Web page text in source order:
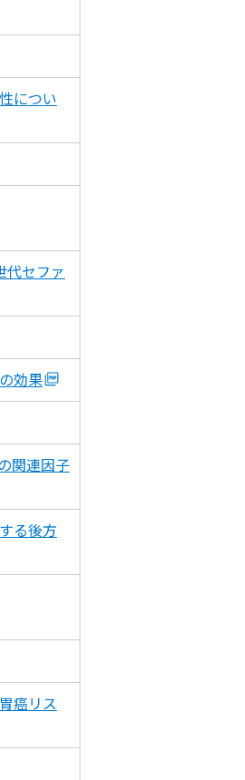
につい
代セファ
効果
関連因子
る後方
癌リス